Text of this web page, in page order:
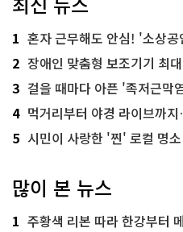
1 혼자 근무해도 안심! '소상
2 장애인 맞춤형 보조기기 최대 3
3 걸을 때마다 아픈 '족저근막염'…
4 먹거리부터 야경 라이브까
5 시민이 사랑한 '찐' 로컬 명소
많이 본 뉴스
1 주황색 리본 따라 한강부터 메타세